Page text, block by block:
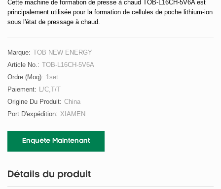
Cette machine de formation de presse à chaud TOB-L16CH-5V6A est
principalement utilisée pour la formation de cellules de poche lithium-ion
sous l'état de pressage à chaud.
Marque: TOB NEW ENERGY
Article No.: TOB-L16CH-5V6A
Ordre (moq): 1set
Paiement: L/C,T/T
Origine Du Produit: China
Port D'expédition: XIAMEN
Enquête Maintenant
Détails du produit